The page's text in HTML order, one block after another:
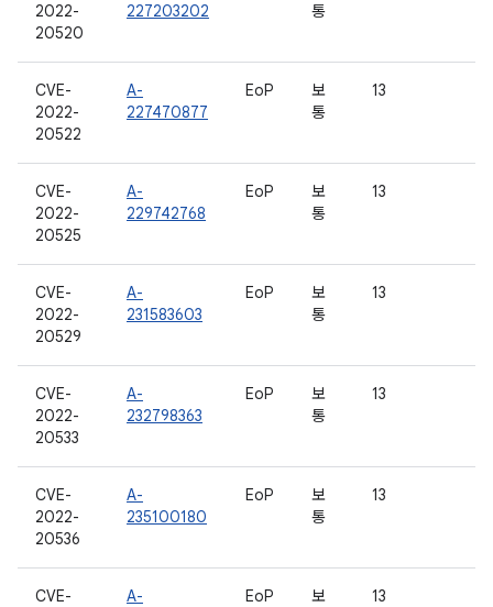
2022-
20520
227203202
통
CVE-
2022-
20522
A-
227470877
EoP
보
통
13
CVE-
2022-
20525
A-
229742768
EoP
보
통
13
CVE-
2022-
20529
A-
231583603
EoP
보
통
13
CVE-
2022-
20533
A-
232798363
EoP
보
통
13
CVE-
2022-
20536
A-
235100180
EoP
보
통
13
CVE-
A-
EoP
보
13